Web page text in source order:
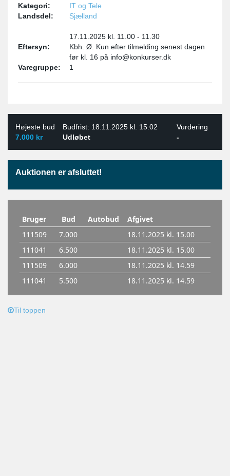
Kategori:
IT og Tele
Landsdel:
Sjælland
Eftersyn:
17.11.2025 kl. 11.00 - 11.30
Kbh. Ø. Kun efter tilmelding senest dagen
før kl. 16 på info@konkurser.dk
Varegruppe:
1
Højeste bud Budfrist: 18.11.2025 kl. 15.02
Vurdering
7.000 kr
Udløbet -
Auktionen er afsluttet!
Til toppen